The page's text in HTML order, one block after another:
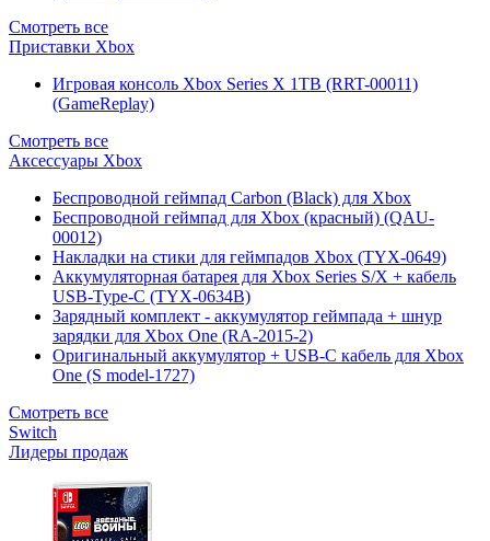
Смотреть все
Приставки Xbox
Игровая консоль Xbox Series X 1TB (RRT-00011)
(GameReplay)
Смотреть все
Аксессуары Xbox
Беспроводной геймпад Carbon (Black) для Xbox
Беспроводной геймпад для Xbox (красный) (QAU-
00012)
Накладки на стики для геймпадов Xbox (TYX-0649)
Аккумуляторная батарея для Xbox Series S/X + кабель
USB-Type-C (TYX-0634B)
Зарядный комплект - аккумулятор геймпада + шнур
зарядки для Xbox One (RA-2015-2)
Оригинальный аккумулятор + USB-C кабель для Xbox
One (S model-1727)
Смотреть все
Switch
Лидеры продаж